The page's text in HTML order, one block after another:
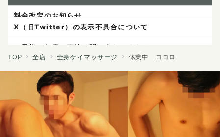
X（旧Twitter）の表示不具合について
ご予約は各店へ直接お問い合わせください。
料金は当日施術前にお支払いください。
感染症防止対策について
料金改定のお知らせ
TOP 全店 全身ゲイマッサージ 休業中 ココロ